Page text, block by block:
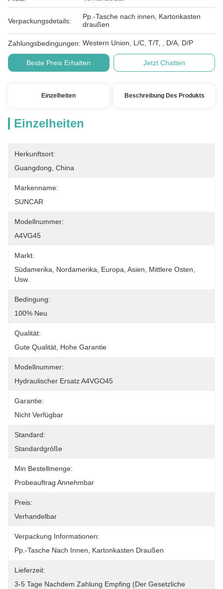
Verpackungsdetails:
Pp.-Tasche nach innen, Kartonkasten
draußen
Zahlungsbedingungen: Western Union, L/C, T/T, , D/A, D/P
Beste Preis Erhalten Jetzt Chatten
Einzelheiten Beschreibung Des Produkts
Einzelheiten
Herkunftsort:
Guangdong, China
Markenname:
SUNCAR
Modellnummer:
A4VG45
Markt:
Südamerika, Nordamerika, Europa, Asien, Mittlere Osten,
Usw.
Bedingung:
100% Neu
Qualität:
Gute Qualität, Hohe Garantie
Modellnummer:
Hydraulischer Ersatz A4VGO45
Garantie:
Nicht Verfügbar
Standard:
Standardgröße
Min Bestellmenge:
Probeauftrag Annehmbar
Preis:
Verhandelbar
Verpackung Informationen:
Pp.-Tasche Nach Innen, Kartonkasten Draußen
Lieferzeit:
3-5 Tage Nachdem Zahlung Empfing (der Gesetzliche